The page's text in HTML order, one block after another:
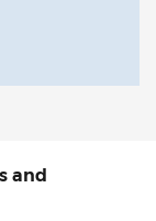
and